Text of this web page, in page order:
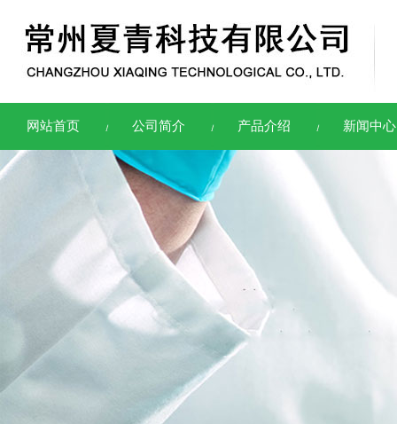
网站首页 公司简介 产品介绍 新闻中心